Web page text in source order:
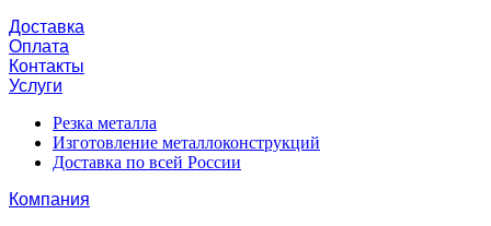
Доставка
Оплата
Контакты
Услуги
Резка металла
Изготовление металлоконструкций
Доставка по всей России
Компания